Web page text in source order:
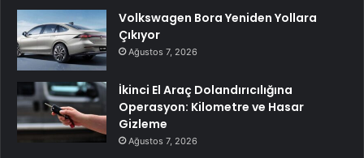
Volkswagen Bora Yeniden Yollara
Çıkıyor
Ağustos 7, 2026
İkinci El Araç Dolandırıcılığına
Operasyon: Kilometre ve Hasar
Gizleme
Ağustos 7, 2026